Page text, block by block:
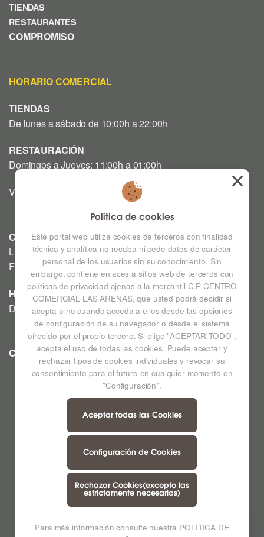
TIENDAS
RESTAURANTES
COMPROMISO
HORARIO COMERCIAL
TIENDAS
De lunes a sábado de 10:00h a 22:00h
RESTAURACIÓN
Domingos a Jueves: 11:00h a 01:00h
Viernes y Sábado: 12:00h a 03:00h
CINE
Lunes a Domingo: Consultar horarios en la Cartelera
Festivos a consultar *
HIPERMERCADO
De lunes a sábado de 09:00h a 22:00h
CC LAS ARENAS Ampliar mapa
Política de cookies
Este portal web utiliza cookies de terceros con finalidad
técnica y analítica no recaba ni cede datos de carácter
personal de los usuarios sin su conocimiento. Sin
embargo, contiene enlaces a sitios web de terceros con
políticas de privacidad ajenas a la mercantil C.P CENTRO
COMERCIAL LAS ARENAS, que usted podrá decidir si
acepta o no cuando acceda a ellos desde las opciones
de configuración de su navegador o desde el sistema
ofrecido por el propio tercero. Si elige "ACEPTAR TODO",
acepta el uso de todas las cookies. Puede aceptar y
rechazar tipos de cookies individuales y revocar su
consentimiento para el futuro en cualquier momento en
"Configuración".
Aceptar todas las Cookies
Configuración de Cookies
Rechazar Cookies(excepto las
estrictamente necesarias)
Para más información consulte nuestra POLITICA DE